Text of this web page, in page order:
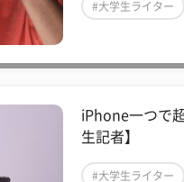
#大学生ライター
iPhone一つで
生記者】
#大学生ライター